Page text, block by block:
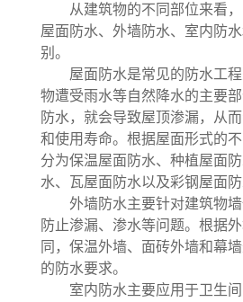
从建筑物的不同部位来看
屋面防水、外墙防水、室内防
别。
屋面防水是常见的防水工
物遭受雨水等自然降水的主要
防水，就会导致屋顶渗漏，从
和使用寿命。根据屋面形式的
分为保温屋面防水、种植屋面
水、瓦屋面防水以及彩钢屋面防
外墙防水主要针对建筑物墙
防止渗漏、渗水等问题。根据
同，保温外墙、面砖外墙和幕
的防水要求。
室内防水主要应用于卫生